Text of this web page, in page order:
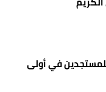
في أولى